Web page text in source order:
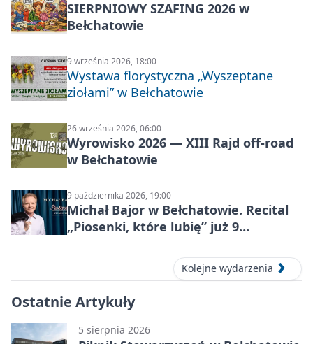
SIERPNIOWY SZAFING 2026 w
Bełchatowie
9 września 2026, 18:00
Wystawa florystyczna „Wyszeptane
ziołami” w Bełchatowie
26 września 2026, 06:00
Wyrowisko 2026 — XIII Rajd off‑road
w Bełchatowie
9 października 2026, 19:00
Michał Bajor w Bełchatowie. Recital
„Piosenki, które lubię” już 9
Kolejne wydarzenia
Ostatnie Artykuły
5 sierpnia 2026